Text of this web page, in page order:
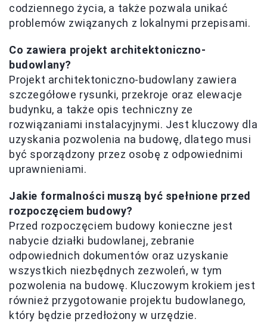
codziennego życia, a także pozwala unikać
problemów związanych z lokalnymi przepisami.
Co zawiera projekt architektoniczno-
budowlany?
Projekt architektoniczno-budowlany zawiera
szczegółowe rysunki, przekroje oraz elewacje
budynku, a także opis techniczny ze
rozwiązaniami instalacyjnymi. Jest kluczowy dla
uzyskania pozwolenia na budowę, dlatego musi
być sporządzony przez osobę z odpowiednimi
uprawnieniami.
Jakie formalności muszą być spełnione przed
rozpoczęciem budowy?
Przed rozpoczęciem budowy konieczne jest
nabycie działki budowlanej, zebranie
odpowiednich dokumentów oraz uzyskanie
wszystkich niezbędnych zezwoleń, w tym
pozwolenia na budowę. Kluczowym krokiem jest
również przygotowanie projektu budowlanego,
który będzie przedłożony w urzędzie.